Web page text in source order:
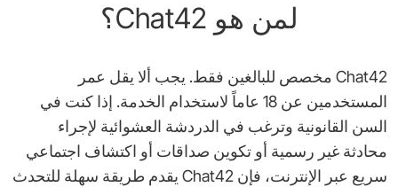
لمن هو Chat42؟
Chat42 مخصص للبالغين فقط. يجب ألا يقل عمر
المستخدمين عن 18 عاماً لاستخدام الخدمة. إذا كنت في
السن القانونية وترغب في الدردشة العشوائية لإجراء
محادثة غير رسمية أو تكوين صداقات أو اكتشاف اجتماعي
سريع عبر الإنترنت، فإن Chat42 يقدم طريقة سهلة للتحدث